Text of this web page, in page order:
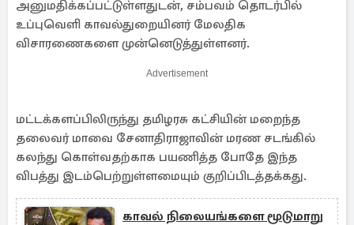
அனுமதிக்கப்பட்டுள்ளதுடன், சம்பவம் தொடர்பில்
உப்புவெளி காவல்துறையினர் மேலதிக
விசாரணைகளை முன்னெடுத்துள்ளனர்.
Advertisement
மட்டக்களப்பிலிருந்து தமிழரசு கட்சியின் மறைந்த
தலைவர் மாவை சேனாதிராஜாவின் மரண சடங்கில்
கலந்து கொள்வதற்காக பயணித்த போதே இந்த
விபத்து இடம்பெற்றுள்ளமையும் குறிப்பிடத்தக்கது.
காவல் நிலையங்களை மூடுமாறு